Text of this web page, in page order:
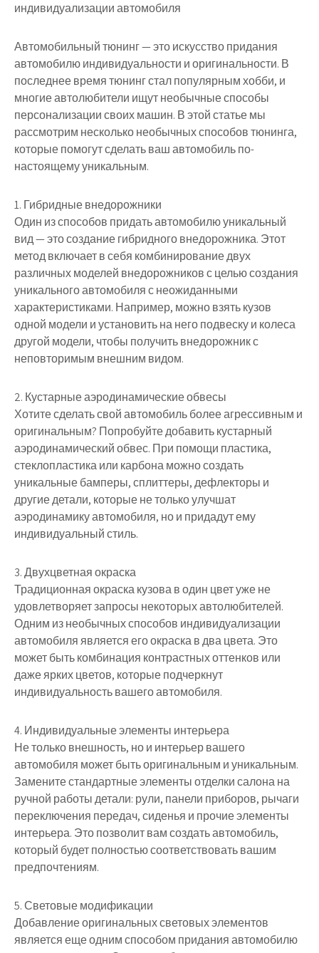
индивидуализации автомобиля
Автомобильный тюнинг — это искусство придания
автомобилю индивидуальности и оригинальности. В
последнее время тюнинг стал популярным хобби, и
многие автолюбители ищут необычные способы
персонализации своих машин. В этой статье мы
рассмотрим несколько необычных способов тюнинга,
которые помогут сделать ваш автомобиль по-
настоящему уникальным.
1. Гибридные внедорожники
Один из способов придать автомобилю уникальный
вид — это создание гибридного внедорожника. Этот
метод включает в себя комбинирование двух
различных моделей внедорожников с целью создания
уникального автомобиля с неожиданными
характеристиками. Например, можно взять кузов
одной модели и установить на него подвеску и колеса
другой модели, чтобы получить внедорожник с
неповторимым внешним видом.
2. Кустарные аэродинамические обвесы
Хотите сделать свой автомобиль более агрессивным и
оригинальным? Попробуйте добавить кустарный
аэродинамический обвес. При помощи пластика,
стеклопластика или карбона можно создать
уникальные бамперы, сплиттеры, дефлекторы и
другие детали, которые не только улучшат
аэродинамику автомобиля, но и придадут ему
индивидуальный стиль.
3. Двухцветная окраска
Традиционная окраска кузова в один цвет уже не
удовлетворяет запросы некоторых автолюбителей.
Одним из необычных способов индивидуализации
автомобиля является его окраска в два цвета. Это
может быть комбинация контрастных оттенков или
даже ярких цветов, которые подчеркнут
индивидуальность вашего автомобиля.
4. Индивидуальные элементы интерьера
Не только внешность, но и интерьер вашего
автомобиля может быть оригинальным и уникальным.
Замените стандартные элементы отделки салона на
ручной работы детали: рули, панели приборов, рычаги
переключения передач, сиденья и прочие элементы
интерьера. Это позволит вам создать автомобиль,
который будет полностью соответствовать вашим
предпочтениям.
5. Световые модификации
Добавление оригинальных световых элементов
является еще одним способом придания автомобилю